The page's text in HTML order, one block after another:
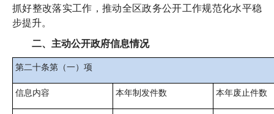
抓好整改落实工作，推动全区政务公开工作规范化水平稳
步提升。
二、主动公开政府信息情况
第二十条第（一）项
信息内容 本年制发件数 本年废止件数